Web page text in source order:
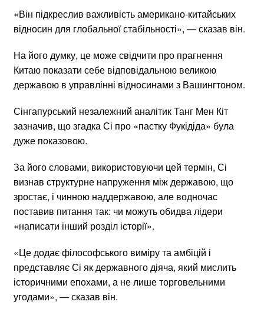
«Він підкреслив важливість американо-китайських
відносин для глобальної стабільності», — сказав він.
На його думку, це може свідчити про прагнення
Китаю показати себе відповідальною великою
державою в управлінні відносинами з Вашингтоном.
Сінгапурський незалежний аналітик Танг Мен Кіт
зазначив, що згадка Сі про «пастку Фукідіда» була
дуже показовою.
За його словами, використовуючи цей термін, Сі
визнав структурне напруження між державою, що
зростає, і чинною наддержавою, але водночас
поставив питання так: чи можуть обидва лідери
«написати інший розділ історії».
«Це додає філософського виміру та амбіцій і
представляє Сі як державного діяча, який мислить
історичними епохами, а не лише торговельними
угодами», — сказав він.